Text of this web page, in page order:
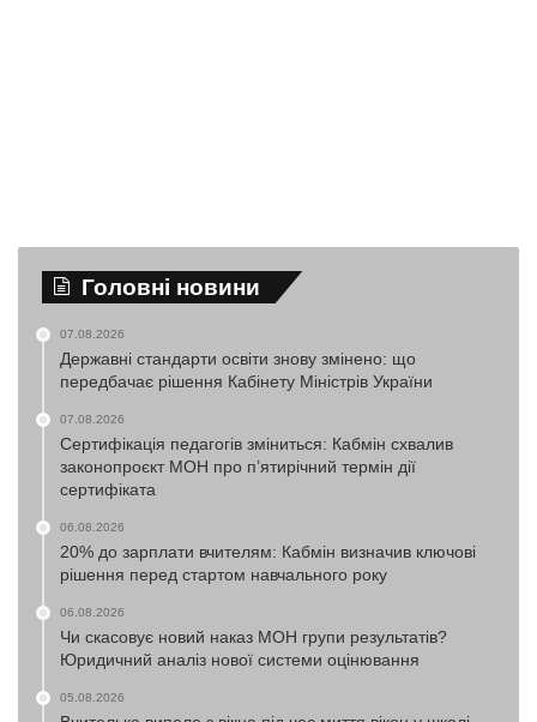
Головні новини
07.08.2026
Державні стандарти освіти знову змінено: що
передбачає рішення Кабінету Міністрів України
07.08.2026
Сертифікація педагогів зміниться: Кабмін схвалив
законопроєкт МОН про п’ятирічний термін дії
сертифіката
06.08.2026
20% до зарплати вчителям: Кабмін визначив ключові
рішення перед стартом навчального року
06.08.2026
Чи скасовує новий наказ МОН групи результатів?
Юридичний аналіз нової системи оцінювання
05.08.2026